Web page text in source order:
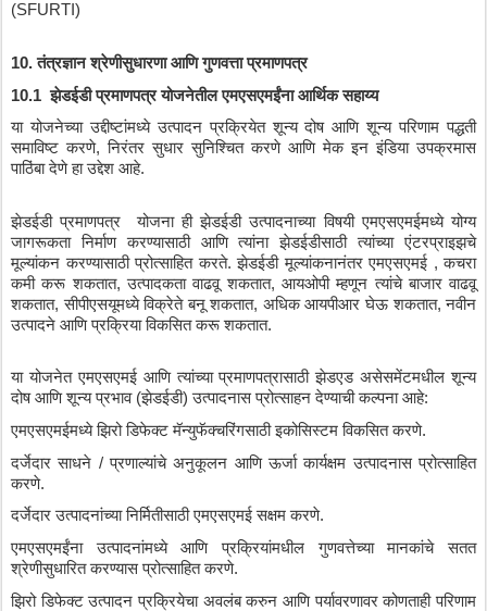
(SFURTI)
10. तंत्रज्ञान श्रेणीसुधारणा आणि गुणवत्ता प्रमाणपत्र
10.1 झेडईडी प्रमाणपत्र योजनेतील एमएसएमईंना आर्थिक सहाय्य
या योजनेच्या उद्दीष्टांमध्ये उत्पादन प्रक्रियेत शून्य दोष आणि शून्य परिणाम पद्धती
समाविष्ट करणे, निरंतर सुधार सुनिश्चित करणे आणि मेक इन इंडिया उपक्रमास
पाठिंबा देणे हा उद्देश आहे.
झेडईडी प्रमाणपत्र योजना ही झेडईडी उत्पादनाच्या विषयी एमएसएमईमध्ये योग्य
जागरूकता
निर्माण करण्यासाठी आणि त्यांना झेडईडीसाठी त्यांच्या
एंटरप्राइझचे
मूल्यांकन करण्यासाठी प्रोत्साहित करते. झेडईडी मूल्यांकनानंतर एमएसएमई , कचरा
कमी करू शकतात, उत्पादकता वाढवू शकतात, आयओपी म्हणून त्यांचे बाजार वाढवू
शकतात, सीपीएसयूमध्ये विक्रेते बनू शकतात, अधिक आयपीआर घेऊ शकतात, नवीन
उत्पादने आणि प्रक्रिया विकसित करू शकतात.
या योजनेत एमएसएमई आणि त्यांच्या प्रमाणपत्रासाठी झेडएड असेसमेंटमधील शून्य
दोष आणि शून्य प्रभाव (झेडईडी) उत्पादनास प्रोत्साहन देण्याची कल्पना आहे:
एमएसएमईमध्ये झिरो डिफेक्ट मॅन्युफॅक्चरिंगसाठी इकोसिस्टम विकसित करणे.
दर्जेदार साधने / प्रणाल्यांचे अनुकूलन आणि ऊर्जा कार्यक्षम उत्पादनास प्रोत्साहित
करणे.
दर्जेदार उत्पादनांच्या निर्मितीसाठी एमएसएमई सक्षम करणे.
एमएसएमईंना
उत्पादनांमध्ये आणि प्रक्रियांमधील गुणवत्तेच्या मानकांचे
सतत
श्रेणीसुधारित करण्यास प्रोत्साहित करणे.
झिरो डिफेक्ट उत्पादन प्रक्रियेचा अवलंब करुन आणि पर्यावरणावर कोणताही परिणाम